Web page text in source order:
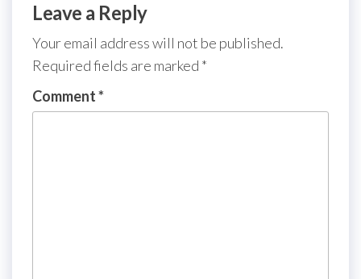
Leave a Reply
Your email address will not be published.
Required fields are marked *
Comment*